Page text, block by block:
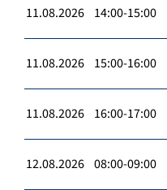
11.08.2026 14:00-15:00
11.08.2026 15:00-16:00
11.08.2026 16:00-17:00
12.08.2026 08:00-09:00